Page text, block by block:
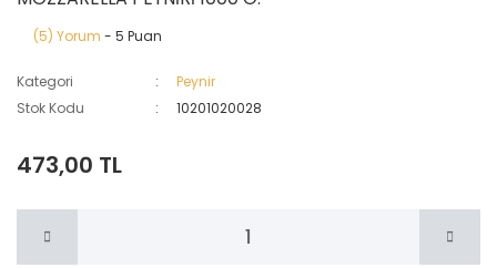
(5) Yorum - 5 Puan
Kategori
Peynir
Stok Kodu
10201020028
473,00 TL